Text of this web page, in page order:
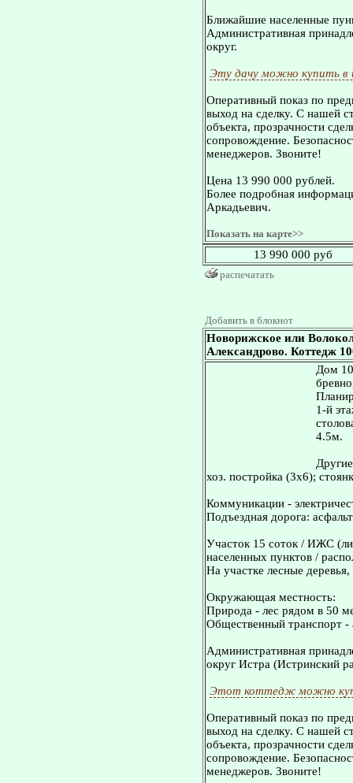
Ближайшие населенные
Административная
округ.
Эту дачу можно купить в
Оперативный показ по
выход на сделку. С нашей
объекта, прозрачности
сопровождение.
менеджеров. Звоните!
Цена 13 990 000 рублей.
Более подробная
Аркадьевич.
Показать на карте>>
13 990 000 руб
распечатать
Добавить в блокнот
Новорижское или
Александрово. Коттедж
Дом
1-й
4.5м.
хоз. постройка (3х6);
Коммуникации -
Подъездная дорога:
Участок 15 соток / ИЖС
населенных пунктов /
На участке лесные
Окружающая местность:
Природа - лес рядом в 50
Общественный транспорт -
Административная
округ Истра (Истринский
Этот коттедж можно
Оперативный показ по
выход на сделку. С нашей
объекта, прозрачности
сопровождение.
менеджеров. Звоните!